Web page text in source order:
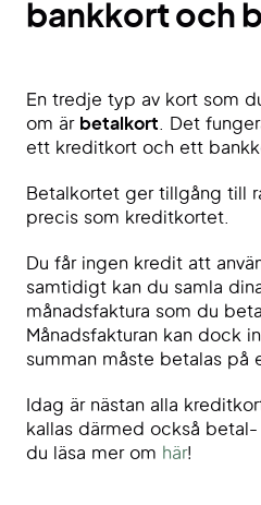
bankkort och
En tredje typ av kort som
om är betalkort. Det
ett kreditkort och ett
Betalkortet ger tillgång till
precis som kreditkortet.
Du får ingen kredit att
samtidigt kan du samla
månadsfaktura som du
Månadsfakturan kan dock
summan måste betalas på
Idag är nästan alla
kallas därmed också
du läsa mer om här!